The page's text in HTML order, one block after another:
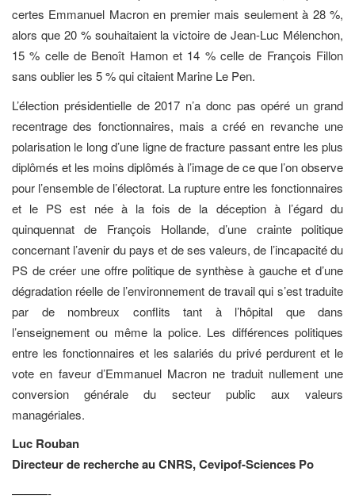
certes Emmanuel Macron en premier mais seulement à 28 %,
alors que 20 % souhaitaient la victoire de Jean-Luc Mélenchon,
15 % celle de Benoît Hamon et 14 % celle de François Fillon
sans oublier les 5 % qui citaient Marine Le Pen.
L’élection présidentielle de 2017 n’a donc pas opéré un grand
recentrage des fonctionnaires, mais a créé en revanche une
polarisation le long d’une ligne de fracture passant entre les plus
diplômés et les moins diplômés à l’image de ce que l’on observe
pour l’ensemble de l’électorat. La rupture entre les fonctionnaires
et le PS est née à la fois de la déception à l’égard du
quinquennat de François Hollande, d’une crainte politique
concernant l’avenir du pays et de ses valeurs, de l’incapacité du
PS de créer une offre politique de synthèse à gauche et d’une
dégradation réelle de l’environnement de travail qui s’est traduite
par de nombreux conflits tant à l’hôpital que dans
l’enseignement ou même la police. Les différences politiques
entre les fonctionnaires et les salariés du privé perdurent et le
vote en faveur d’Emmanuel Macron ne traduit nullement une
conversion générale du secteur public aux valeurs
managériales.
Luc Rouban
Directeur de recherche au CNRS, Cevipof-Sciences Po
———-